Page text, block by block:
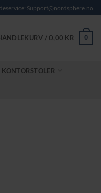
Support@nordsphere.no
/0,00 KR 0
KONTORSTOLER